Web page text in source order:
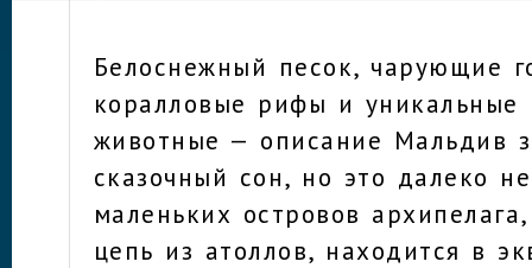
Белоснежный песок, чарующие
коралловые рифы и уникальные
животные — описание Мальдив
сказочный сон, но это далеко
маленьких островов
цепь из атоллов, находится в